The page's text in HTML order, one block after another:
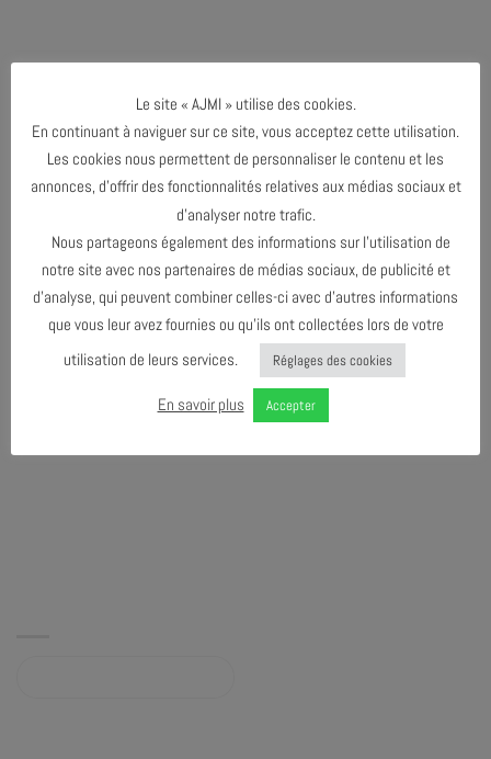
Le site « AJMI » utilise des cookies.
En continuant à naviguer sur ce site, vous acceptez cette utilisation.
Les cookies nous permettent de personnaliser le contenu et les
annonces, d’offrir des fonctionnalités relatives aux médias sociaux et
d’analyser notre trafic.
Nous partageons également des informations sur l’utilisation de
notre site avec nos partenaires de médias sociaux, de publicité et
d’analyse, qui peuvent combiner celles-ci avec d’autres informations
que vous leur avez fournies ou qu’ils ont collectées lors de votre
utilisation de leurs services.
Réglages des cookies
En savoir plus Accepter